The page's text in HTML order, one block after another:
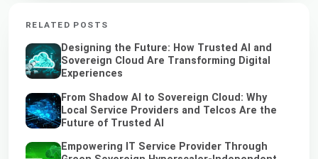
RELATED POSTS
Designing the Future: How Trusted AI and
Sovereign Cloud Are Transforming Digital
Experiences
From Shadow AI to Sovereign Cloud: Why
Local Service Providers and Telcos Are the
Future of Trusted AI
Empowering IT Service Provider Through